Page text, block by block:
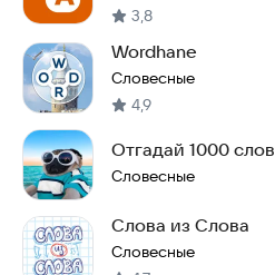
3,8
Wordhane
Словесные
4,9
Отгадай 1000 слов
Словесные
Слова из Слова
Словесные